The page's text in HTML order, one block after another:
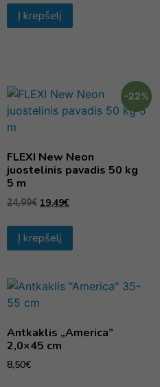
Į krepšelį
-22%
FLEXI New Neon
juostelinis pavadis 50 kg
5 m
24,99€ 19,49€
Į krepšelį
Antkaklis „America”
2,0×45 cm
8,50€